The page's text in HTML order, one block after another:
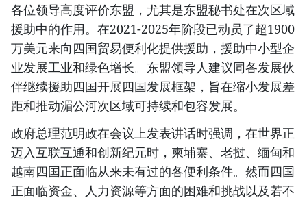
各位领导高度评价东盟，尤其是东盟秘书处在次区域
援助中的作用。在2021-2025年阶段已动员了超1900
万美元来向四国贸易便利化提供援助，援助中小型企
业发展工业和绿色增长。东盟领导人建议同各发展伙
伴继续援助四国开展四国发展框架，旨在缩小发展差
距和推动湄公河次区域可持续和包容发展。
政府总理范明政在会议上发表讲话时强调，在世界正
迈入互联互通和创新纪元时，柬埔寨、老挝、缅甸和
越南四国正面临从来未有过的各便利条件。然而四国
正面临资金、人力资源等方面的困难和挑战以及若不